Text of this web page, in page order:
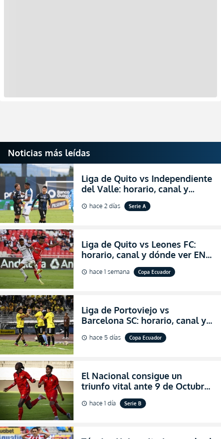
Noticias más leídas
Liga de Quito vs Independiente
del Valle: horario, canal y
dónde ver EN VIVO el
partidazo por la fecha 24 de la
schedule hace 2 días Serie A
Liga de Quito vs Leones FC:
horario, canal y dónde ver EN
VIVO los octavos de final de la
Copa Ecuador 2026
schedule hace 1 semana Copa Ecuador
Liga de Portoviejo vs
Barcelona SC: horario, canal y
dónde ver EN VIVO los octavos
de final de la Copa Ecuador
schedule hace 5 días Copa Ecuador
El Nacional consigue un
triunfo vital ante 9 de Octubre
para encender la fe en la
salvación
schedule hace 1 día Serie B